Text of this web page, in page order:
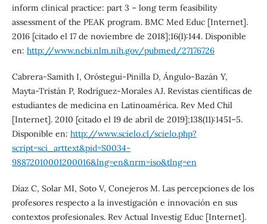
inform clinical practice: part 3 – long term feasibility
assessment of the PEAK program. BMC Med Educ [Internet].
2016 [citado el 17 de noviembre de 2018];16(1):144. Disponible
en: http://www.ncbi.nlm.nih.gov/pubmed/27176726
Cabrera-Samith I, Oróstegui-Pinilla D, Ángulo-Bazán Y,
Mayta-Tristán P, Rodríguez-Morales AJ. Revistas científicas de
estudiantes de medicina en Latinoamérica. Rev Med Chil
[Internet]. 2010 [citado el 19 de abril de 2019];138(11):1451–5.
Disponible en: http://www.scielo.cl/scielo.php?
script=sci_arttext&pid=S0034-
98872010001200016&lng=en&nrm=iso&tlng=en
Díaz C, Solar MI, Soto V, Conejeros M. Las percepciones de los
profesores respecto a la investigación e innovación en sus
contextos profesionales. Rev Actual Investig Educ [Internet].